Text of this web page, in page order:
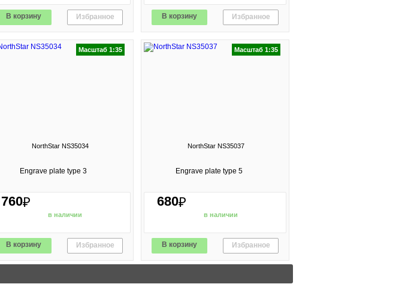
В корзину Избранное В корзину Избранное
Масштаб 1:35
NorthStar NS35034
Engrave plate type 3
760₽
в наличии
В корзину Избранное
Масштаб 1:35
NorthStar NS35037
Engrave plate type 5
680₽
в наличии
В корзину Избранное